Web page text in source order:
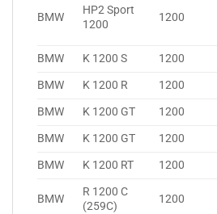
BMW
HP2 Sport
1200
1200
BMW K 1200 S 1200
BMW
K 1200 R 1200
BMW
K 1200 GT 1200
BMW
K 1200 GT 1200
BMW
K 1200 RT 1200
BMW
R 1200 C
(259C)
1200